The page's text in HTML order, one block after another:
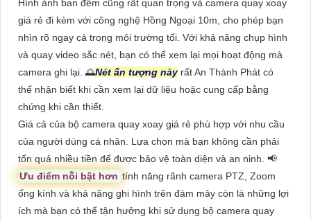
Hình ảnh ban đêm cũng rất quan trọng và camera quay xoay
giá rẻ đi kèm với công nghệ Hồng Ngoại 10m, cho phép bạn
nhìn rõ ngay cả trong môi trường tối. Với khả năng chụp hình
và quay video sắc nét, bạn có thể xem lại mọi hoạt động mà
camera ghi lại. 🌅Nét ấn tượng nàyrất An Thành Phát có
thể nhận biết khi cần xem lại dữ liệu hoặc cung cấp bằng
chứng khi cần thiết.
Giá cả của bộ camera quay xoay giá rẻ phù hợp với nhu cầu
của người dùng cá nhân. Lựa chọn mà bạn không cần phải
tốn quá nhiều tiền để được bảo vệ toàn diện và an ninh. 📢
Ưu điểm nỗi bật hơn tính năng rãnh camera PTZ, Zoom
ống kính và khả năng ghi hình trên đám mây còn là những lợi
ích mà bạn có thể tận hưởng khi sử dụng bộ camera quay